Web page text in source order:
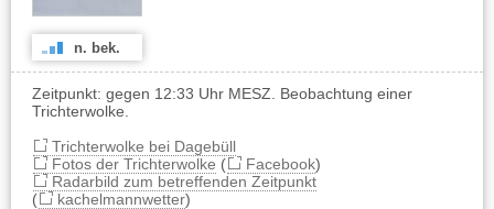
n. bek.
Zeitpunkt: gegen 12:33 Uhr MESZ. Beobachtung einer
Trichterwolke.
Trichterwolke bei Dagebüll
Fotos der Trichterwolke ( Facebook)
Radarbild zum betreffenden Zeitpunkt
(
kachelmannwetter)